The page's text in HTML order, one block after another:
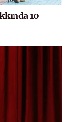
10